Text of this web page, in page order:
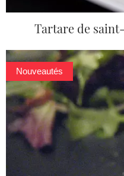
Tartare de
Nouveautés